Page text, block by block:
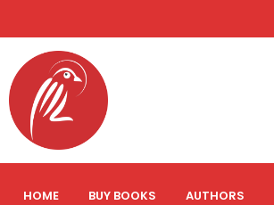
HOME BUY BOOKS AUTHORS